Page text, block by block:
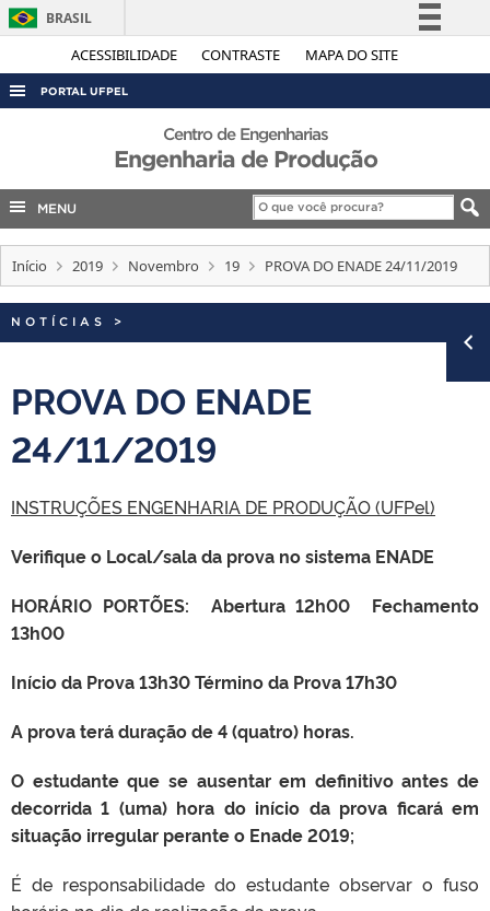
ACESSIBILIDADE CONTRASTE MAPA DO SITE
BRASIL
Simplifique!
Acesso à informação
Canais
PORTAL UFPEL
ACESSO À INFORMAÇÃO
COBALTO
INTERNACIONAL
PORTARIAS
Centro de Engenharias
Engenharia de Produção
MENU
Início 2019 Novembro 19 PROVA DO ENADE 24/11/2019
NOTÍCIAS >
PROVA DO ENADE
24/11/2019
INSTRUÇÕES ENGENHARIA DE PRODUÇÃO (UFPel)
Verifique o Local/sala da prova no sistema ENADE
HORÁRIO PORTÕES: Abertura 12h00 Fechamento
13h00
Início da Prova 13h30 Término da Prova 17h30
A prova terá duração de 4 (quatro) horas.
O estudante que se ausentar em definitivo antes de
decorrida 1 (uma) hora do início da prova ficará em
situação irregular perante o Enade 2019;
É de responsabilidade do estudante observar o fuso